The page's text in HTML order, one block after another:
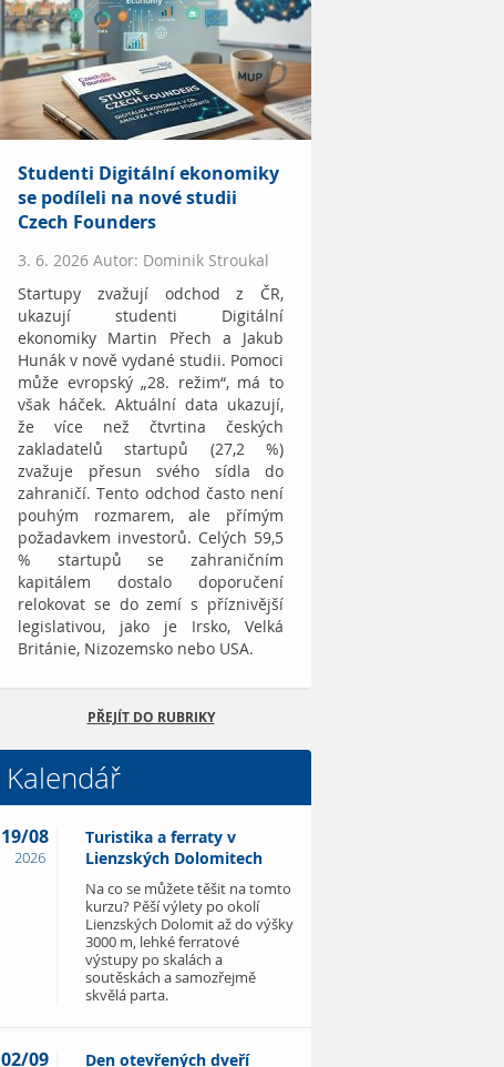
Studenti Digitální ekonomiky
se podíleli na nové studii
Czech Founders
3. 6. 2026 Autor: Dominik Stroukal
Startupy zvažují odchod z ČR,
ukazují studenti Digitální
ekonomiky Martin Přech a Jakub
Hunák v nově vydané studii. Pomoci
může evropský „28. režim“, má to
však háček. Aktuální data ukazují,
že více než čtvrtina českých
zakladatelů startupů (27,2 %)
zvažuje přesun svého sídla do
zahraničí. Tento odchod často není
pouhým rozmarem, ale přímým
požadavkem investorů. Celých 59,5
% startupů se zahraničním
kapitálem dostalo doporučení
relokovat se do zemí s příznivější
legislativou, jako je Irsko, Velká
Británie, Nizozemsko nebo USA.
PŘEJÍT DO RUBRIKY
Kalendář
19/08
2026
Turistika a ferraty v
Lienzských Dolomitech
Na co se můžete těšit na tomto
kurzu? Pěší výlety po okolí
Lienzských Dolomit až do výšky
3000 m, lehké ferratové
výstupy po skalách a
soutěskách a samozřejmě
skvělá parta.
02/09 Den otevřených dveří